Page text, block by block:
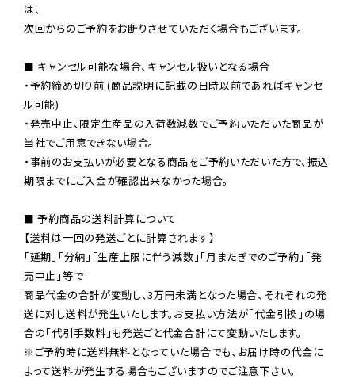
は、
次回からのご予約をお断りさせていただく場合もございます。
■ キャンセル可能な場合、キャンセル扱いとなる場合
・予約締め切り前 (商品説明に記載の日時以前であればキャンセ
ル可能)
・発売中止、限定生産品の入荷数減数でご予約いただいた商品が
当社でご用意できない場合。
・事前のお支払いが必要となる商品をご予約いただいた方で、振込
期限までにご入金が確認出来なかった場合。
■ 予約商品の送料計算について
【送料は一回の発送ごとに計算されます】
「延期」「分納」「生産上限に伴う減数」「月またぎでのご予約」「発
売中止」等で
商品代金の合計が変動し、3万円未満となった場合、それぞれの発
送に対し送料が発生いたします。お支払い方法が「代金引換」の場
※ご予約時に送料無料となっていた場合でも、お届け時の代金に
よって送料が発生する場合もございますのでご注意下さい。